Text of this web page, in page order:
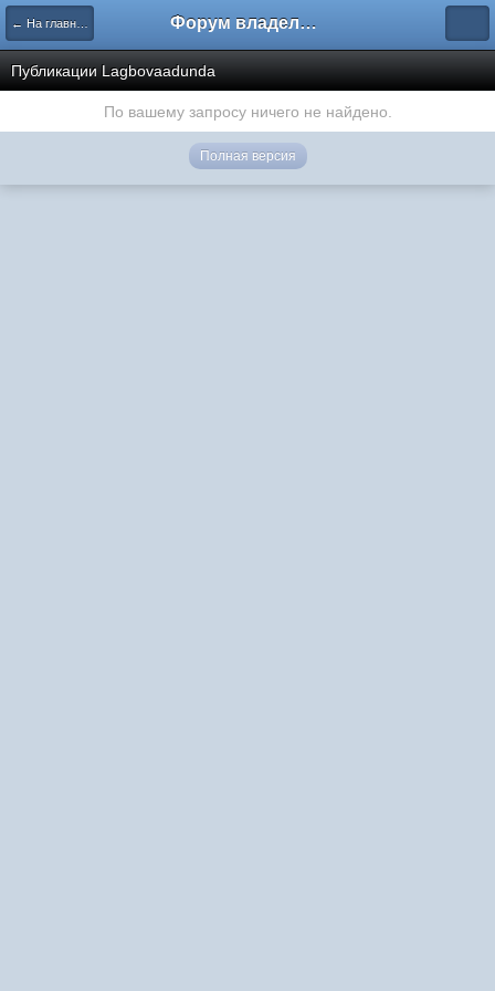
← На главную Форум владельцев интернет-магазинов
Публикации Lagbovaadunda
По вашему запросу ничего не найдено.
Полная версия